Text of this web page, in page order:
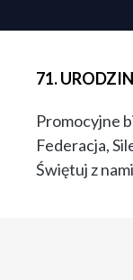
71.
Promocyjne
Federacja,
Świętuj z nami